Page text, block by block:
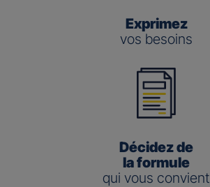
Exprimez
vos besoins
Décidez de
la formule
qui vous convient